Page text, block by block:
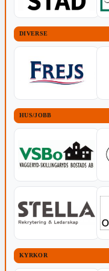
DIVERSE
HUS/JOBB
KYRKOR